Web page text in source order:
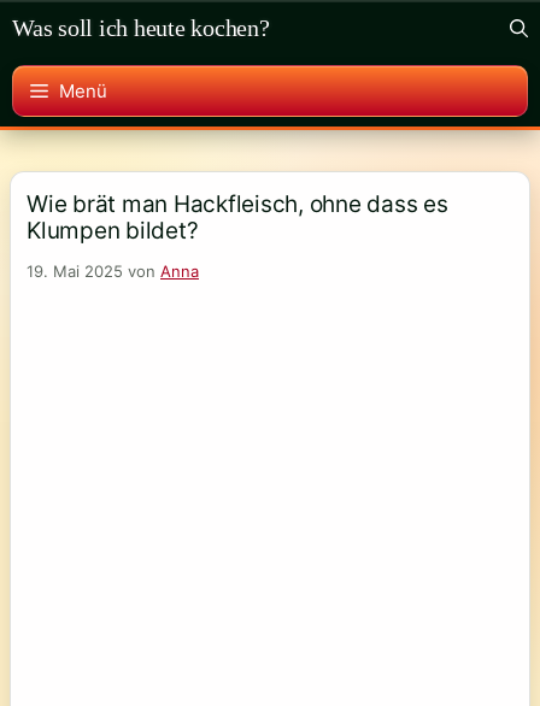
Inhalt
springen
Was soll ich heute kochen?
Menü
Wie brät man Hackfleisch, ohne dass es
Klumpen bildet?
19. Mai 2025 von Anna